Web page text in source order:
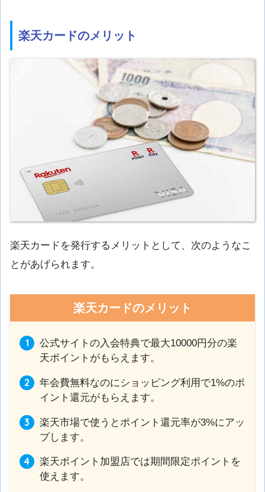
楽天カードのメリット
楽天カードを発行するメリットとして、次のようなこ
とがあげられます。
楽天カードのメリット
公式サイトの入会特典で最大10000円分の楽
天ポイントがもらえます。
年会費無料なのにショッピング利用で1%のポ
イント還元がもらえます。
楽天市場で使うとポイント還元率が3%にアッ
プします。
楽天ポイント加盟店では期間限定ポイントを
使えます。